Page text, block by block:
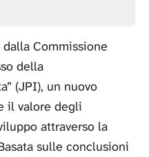
Commissione
della
(JPI), un nuovo
il valore degli
attraverso la
sulle conclusioni